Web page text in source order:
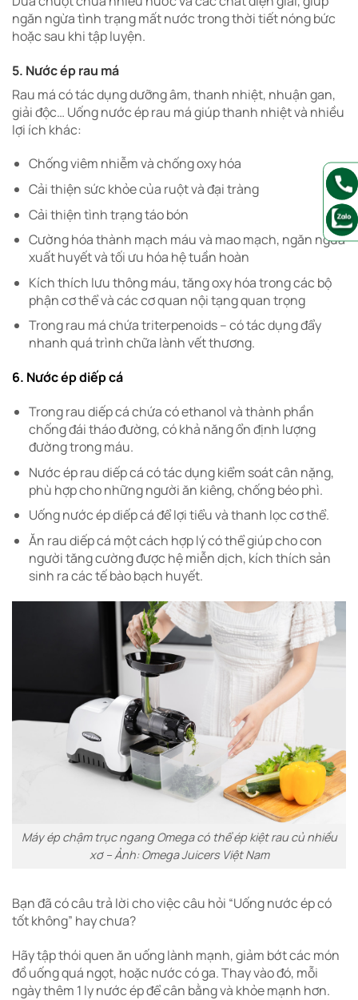
ngăn ngừa tình trạng mất nước trong thời tiết nóng bức
hoặc sau khi tập luyện.
5. Nước ép rau má
Rau má có tác dụng dưỡng âm, thanh nhiệt, nhuận gan,
giải độc… Uống nước ép rau má giúp thanh nhiệt và nhiều
lợi ích khác:
Chống viêm nhiễm và chống oxy hóa
Cải thiện sức khỏe của ruột và đại tràng
Cải thiện tình trạng táo bón
Cường hóa thành mạch máu và mao mạch, ngăn ngừa
xuất huyết và tối ưu hóa hệ tuần hoàn
Kích thích lưu thông máu, tăng oxy hóa trong các bộ
phận cơ thể và các cơ quan nội tạng quan trọng
Trong rau má chứa triterpenoids – có tác dụng đẩy
nhanh quá trình chữa lành vết thương.
6. Nước ép diếp cá
Trong rau diếp cá chứa có ethanol và thành phần
chống đái tháo đường, có khả năng ổn định lượng
đường trong máu.
Nước ép rau diếp cá có tác dụng kiểm soát cân nặng,
phù hợp cho những người ăn kiêng, chống béo phì.
Uống nước ép diếp cá để lợi tiểu và thanh lọc cơ thể.
Ăn rau diếp cá một cách hợp lý có thể giúp cho con
người tăng cường được hệ miễn dịch, kích thích sản
sinh ra các tế bào bạch huyết.
Máy ép chậm trục ngang Omega có thể ép kiệt rau củ nhiều
xơ – Ảnh: Omega Juicers Việt Nam
Bạn đã có câu trả lời cho việc câu hỏi “Uống nước ép có
tốt không” hay chưa?
Hãy tập thói quen ăn uống lành mạnh, giảm bớt các món
đồ uống quá ngọt, hoặc nước có ga. Thay vào đó, mỗi
ngày thêm 1 ly nước ép để cân bằng và khỏe mạnh hơn.